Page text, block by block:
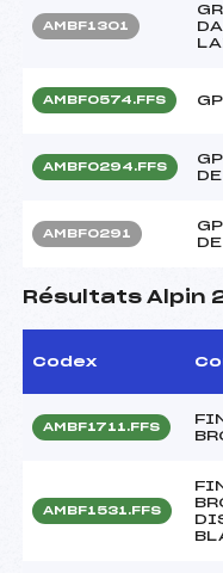
AMBF1301
AMBF0574.FFS
AMBF0294.FFS
AMBF0291
Résultats Alpin
Codex
AMBF1711.FFS
AMBF1531.FFS